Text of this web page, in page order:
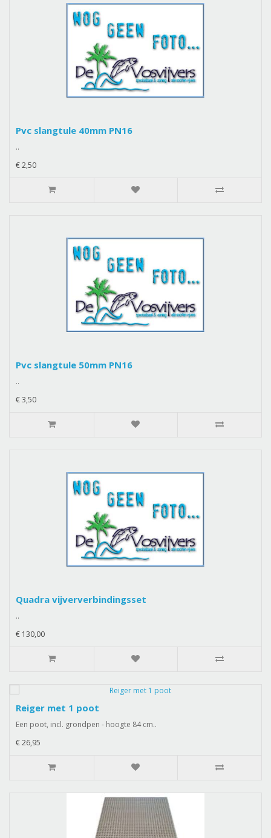
Pvc slangtule 40mm PN16
..
€ 2,50
Pvc slangtule 50mm PN16
..
€ 3,50
Quadra vijververbindingsset
..
€ 130,00
Reiger met 1 poot
Een poot, incl. grondpen - hoogte 84 cm..
€ 26,95